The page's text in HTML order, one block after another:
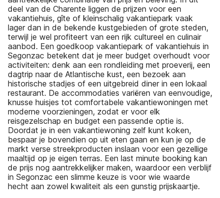
deel van de Charente liggen de prijzen voor een
vakantiehuis, gîte of kleinschalig vakantiepark vaak
lager dan in de bekende kustgebieden of grote steden,
terwijl je wel profiteert van een rijk cultureel en culinair
aanbod. Een goedkoop vakantiepark of vakantiehuis in
Segonzac betekent dat je meer budget overhoudt voor
activiteiten: denk aan een rondleiding met proeverij, een
dagtrip naar de Atlantische kust, een bezoek aan
historische stadjes of een uitgebreid diner in een lokaal
restaurant. De accommodaties variëren van eenvoudige,
knusse huisjes tot comfortabele vakantiewoningen met
moderne voorzieningen, zodat er voor elk
reisgezelschap en budget een passende optie is.
Doordat je in een vakantiewoning zelf kunt koken,
bespaar je bovendien op uit eten gaan en kun je op de
markt verse streekproducten inslaan voor een gezellige
maaltijd op je eigen terras. Een last minute booking kan
de prijs nog aantrekkelijker maken, waardoor een verblijf
in Segonzac een slimme keuze is voor wie waarde
hecht aan zowel kwaliteit als een gunstig prijskaartje.